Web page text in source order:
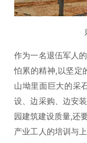
作为一名退伍军人
怕累的精神,以坚定
山坳里面巨大的采
设、边采购、边安
园建筑建设质量,还
产业工人的培训与